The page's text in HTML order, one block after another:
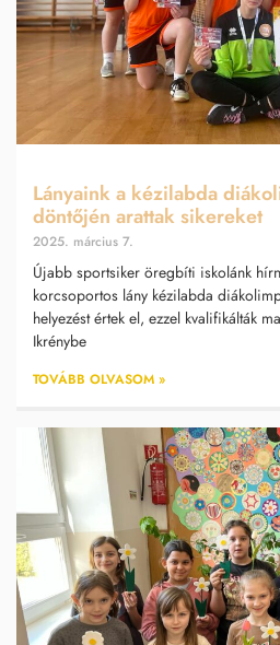
Lányaink a kézilabda
döntőjén arattak sikereket
2025. március 7.
Újabb sportsiker öregbíti iskolánk
korcsoportos lány kézilabda
helyezést értek el, ezzel kvalifikálták
Ikrénybe
TOVÁBB OLVASOM »